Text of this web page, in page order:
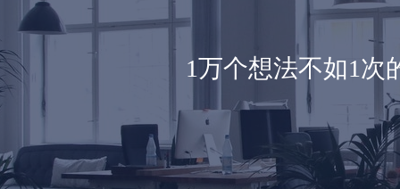
1万个想法不如1次